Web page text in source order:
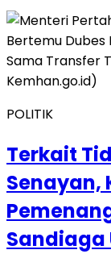
POLITIK
Terkait
Senayan,
Sandiaga